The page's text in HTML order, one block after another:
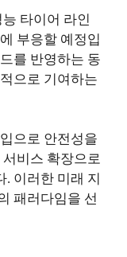
타이어 라인
부응할 예정입
를 반영하는 동
으로 기여하는
으로 안전성을
비스 확장으로
. 이러한 미래 지
패러다임을 선